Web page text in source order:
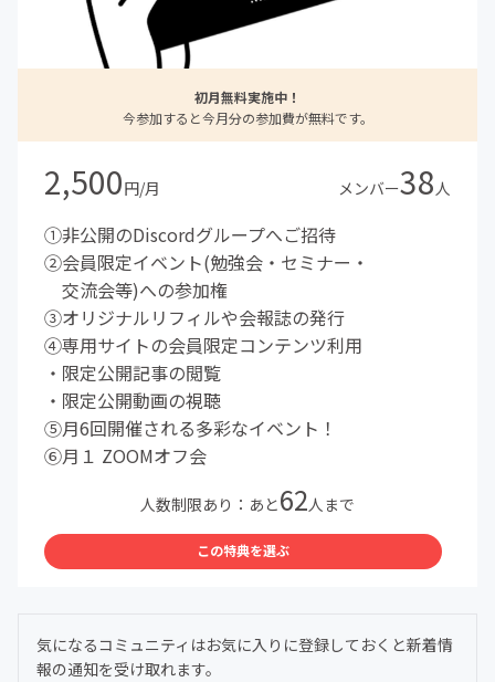
初月無料実施中！
今参加すると今月分の参加費が無料です。
2,500円/月 メンバー38人
①非公開のDiscordグループへご招待
②会員限定イベント(勉強会・セミナー・
交流会等)への参加権
③オリジナルリフィルや会報誌の発行
④専用サイトの会員限定コンテンツ利用
・限定公開記事の閲覧
・限定公開動画の視聴
⑤月6回開催される多彩なイベント！
⑥月１ ZOOMオフ会
人数制限あり：あと62人まで
この特典を選ぶ
気になるコミュニティはお気に入りに登録しておくと新着情
報の通知を受け取れます。